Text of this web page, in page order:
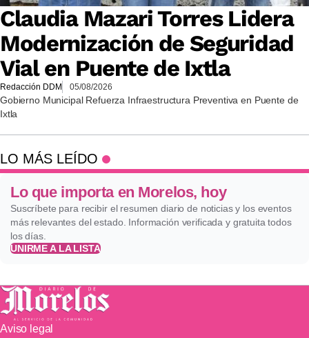
Claudia Mazari Torres Lidera
Modernización de Seguridad
Vial en Puente de Ixtla
Redacción DDM 05/08/2026
Gobierno Municipal Refuerza Infraestructura Preventiva en Puente de
Ixtla
LO MÁS LEÍDO
Lo que importa en Morelos, hoy
Suscríbete para recibir el resumen diario de noticias y los eventos
más relevantes del estado. Información verificada y gratuita todos
los días.
UNIRME A LA LISTA
Aviso legal